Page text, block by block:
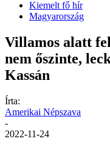
Kiemelt fő hír
Magyarország
Villamos alatt
nem őszinte,
Kassán
Írta:
Amerikai Népszava
-
2022-11-24